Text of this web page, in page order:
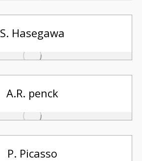
S. Hasegawa
A.R. penck
P. Picasso